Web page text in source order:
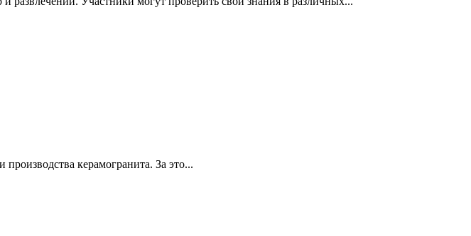
производства керамогранита. За это...